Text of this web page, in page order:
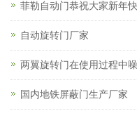
菲勒自动门恭祝大家新年快
自动旋转门厂家
两翼旋转门在使用过程中
国内地铁屏蔽门生产厂家